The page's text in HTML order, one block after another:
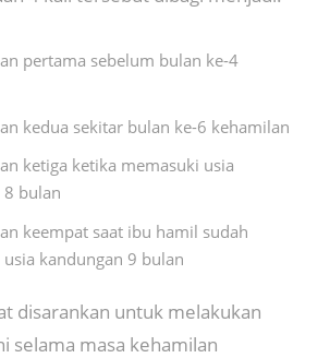
pertama sebelum bulan ke-4
kedua sekitar bulan ke-6 kehamilan
ketiga ketika memasuki usia
bulan
keempat saat ibu hamil sudah
kandungan 9 bulan
disarankan untuk melakukan
selama masa kehamilan